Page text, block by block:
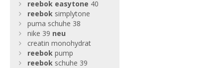
reebok easytone 40
reebok simplytone
puma schuhe 38
nike 39 neu
creatin monohydrat
reebok pump
reebok schuhe 39